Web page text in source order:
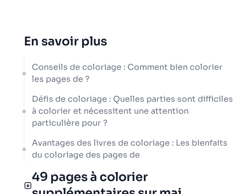
En savoir plus
Conseils de coloriage : Comment bien colorier
les pages de ?
Défis de coloriage : Quelles parties sont difficiles
à colorier et nécessitent une attention
particulière pour ?
Avantages des livres de coloriage : Les bienfaits
du coloriage des pages de
49 pages à colorier